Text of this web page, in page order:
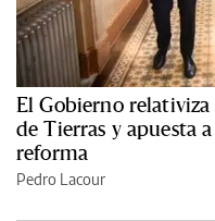
El Gobierno
de Tierras y apuesta
reforma
Pedro Lacour